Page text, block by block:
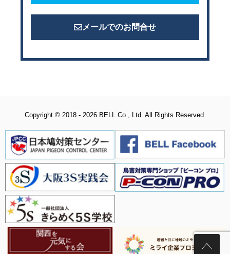
メールでのお問合せ
Copyright © 2018 - 2026 BELL Co., Ltd. All Rights Reserved.